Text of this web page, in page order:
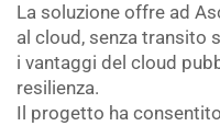
La soluzione offre ad
al cloud, senza transito
i vantaggi del cloud
resilienza.
Il progetto ha